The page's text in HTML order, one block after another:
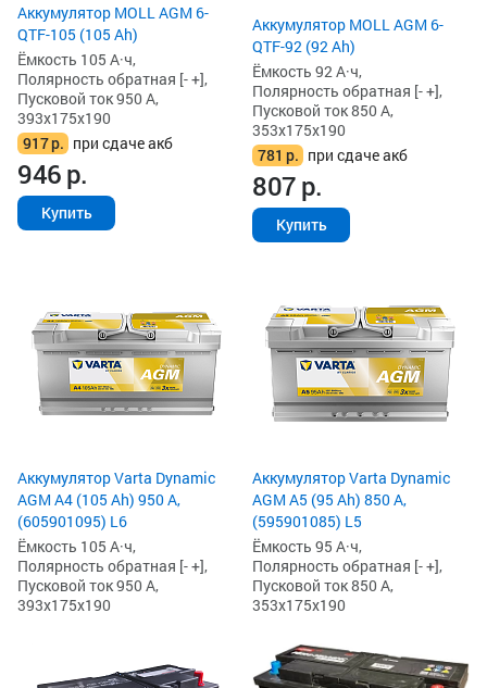
Аккумулятор MOLL AGM 6-
QTF-105 (105 Ah)
Ёмкость 105 А·ч,
Полярность обратная [- +],
Пусковой ток 950 А,
393x175x190
917р. при сдаче акб
946р.
Купить
Аккумулятор MOLL AGM 6-
QTF-92 (92 Ah)
Ёмкость 92 А·ч,
Полярность обратная [- +],
Пусковой ток 850 А,
353x175x190
781 р. при сдаче акб
807р.
Купить
Аккумулятор Varta Dynamic
AGM A4 (105 Ah) 950 А,
(605901095) L6
Ёмкость 105 А·ч,
Полярность обратная [- +],
Пусковой ток 950 А,
393x175x190
Аккумулятор Varta Dynamic
AGM A5 (95 Ah) 850 А,
(595901085) L5
Ёмкость 95 А·ч,
Полярность обратная [- +],
Пусковой ток 850 А,
353x175x190